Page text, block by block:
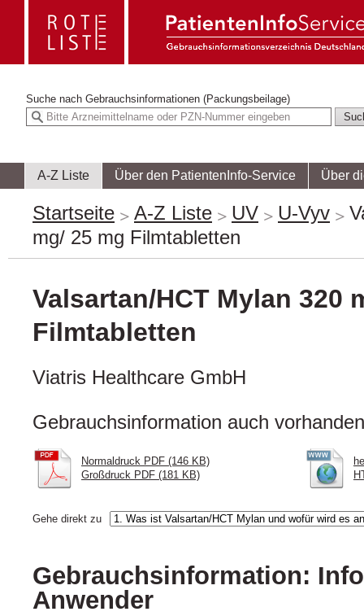
Suche nach Gebrauchsinformationen (Packungsbeilage)
A-Z Liste Über den PatientenInfo-Service Über
Startseite A-Z Liste UV U-Vyv
mg/ 25 mg Filmtabletten
Valsartan/HCT Mylan 320
Filmtabletten
Viatris Healthcare GmbH
Gebrauchsinformation auch
Normaldruck PDF (146 KB)
Großdruck PDF (181 KB)
Gehe direkt zu
Gebrauchsinformation:
Anwender